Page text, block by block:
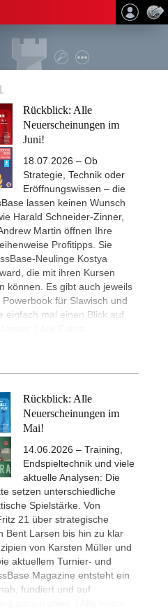
Rückblick: Alle
Neuerscheinungen im
Juni!
18.07.2026 – Ob
Strategie, Technik oder
Eröffnungswissen – die
lassen keinen Wunsch
Harald Schneider-Zinner,
Martin öffnen Ihre
Profitipps. Sie
Neulinge Kostya
die mit ihren Kursen
können. Es gibt auch jeweils
für Slawisch und
einfach mal einen Blick auf
Rückblick: Alle
Neuerscheinungen im
Mai!
14.06.2026 – Training,
Endspieltechnik und viele
aktuelle Analysen: Die
setzen unterschiedliche
Spielstärke. Von
21 über strategische
Bent Larsen bis hin zu klar
von Karsten Müller und
aktuellem Turnier- und
Magazine entsteht ein
fundiert und auf